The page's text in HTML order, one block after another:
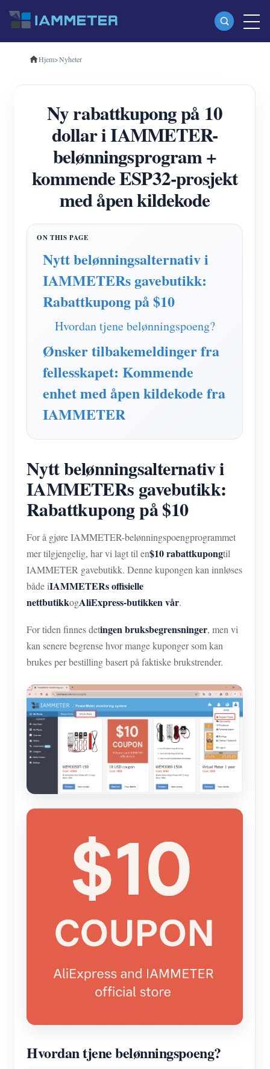
Produkter
Trefase Wi-Fi energimåler (WEM3080T)
Trefase Wi-Fi energimåler (WEM3046T)
Trefase Wi-Fi energimåler (WEM3050T)
WiFi Power Controller
IAMMETER Cloud Pro
IAMMETER Simulator
Virtuell måler
System for energiprognoser og -simulering
applikasjoner
Solar PV System Energy Monitor
Strømforbruksmåler
PV-varmekontrollsystem
Hjemmeautomatisering
Fabrikkenergiovervåking
butikk
Ressurser
Hurtigstart for produktet
Dokument
Opplæringsvideo
FAQ
Nyheter
Blogger
Samfunnet
Utforske
Belønningsprogram
Ta kontakt med
Om oss
Hjem>Nyheter
Ny rabattkupong på 10
dollar i IAMMETER-
belønningsprogram +
kommende ESP32-prosjekt
med åpen kildekode
Nytt belønningsalternativ i
IAMMETERs gavebutikk:
Rabattkupong på $10
Hvordan tjene belønningspoeng?
Ønsker tilbakemeldinger fra
fellesskapet: Kommende
enhet med åpen kildekode fra
IAMMETER
Nytt belønningsalternativ i
IAMMETERs gavebutikk:
Rabattkupong på $10
For å gjøre IAMMETER-belønningspoengprogrammet
mer tilgjengelig, har vi lagt til en$10 rabattkupongtil
IAMMETER gavebutikk. Denne kupongen kan innløses
både iIAMMETERs offisielle
nettbutikkogAliExpress-butikken vår.
For tiden finnes detingen bruksbegrensninger, men vi
kan senere begrense hvor mange kuponger som kan
brukes per bestilling basert på faktiske brukstrender.
Hvordan tjene belønningspoeng?